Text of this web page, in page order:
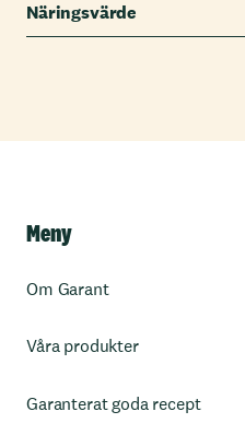
Näringsvärde
Meny
Om Garant
Våra produkter
Garanterat goda recept